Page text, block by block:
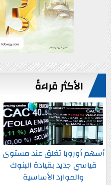
الأكثر قراءةً
أسهم أوروبا تغلق عند مستوى
قياسي جديد بقيادة البنوك
والموارد الأساسية